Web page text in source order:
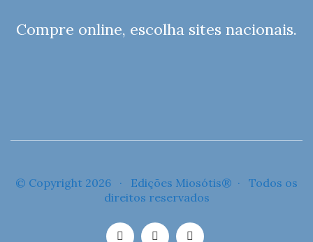
Compre online, escolha sites nacionais.
© Copyright 2026 · Edições Miosótis® · Todos os
direitos reservados